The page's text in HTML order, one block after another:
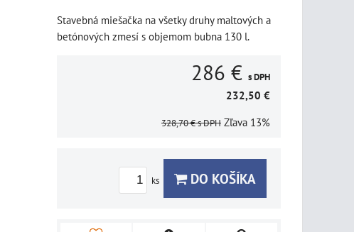
Stavebná miešačka na všetky druhy maltových a
betónových zmesí s objemom bubna 130 l.
286 € s DPH
232,50 €
328,70 €s DPH Zľava 13%
ks DO KOŠÍKA